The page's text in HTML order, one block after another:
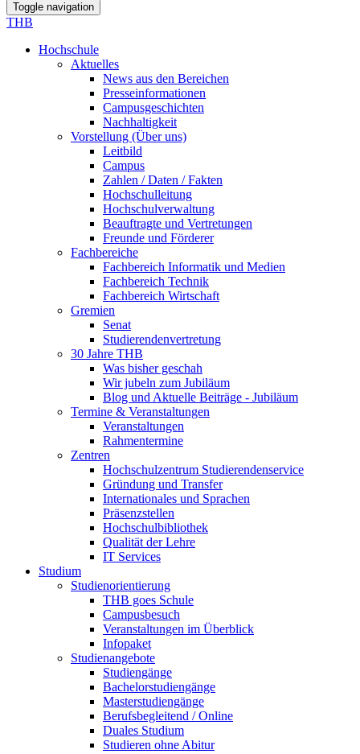
Toggle navigation
THB
Hochschule
Aktuelles
News aus den Bereichen
Presseinformationen
Campusgeschichten
Nachhaltigkeit
Vorstellung (Über uns)
Leitbild
Campus
Zahlen / Daten / Fakten
Hochschulleitung
Hochschulverwaltung
Beauftragte und Vertretungen
Freunde und Förderer
Fachbereiche
Fachbereich Informatik und Medien
Fachbereich Technik
Fachbereich Wirtschaft
Gremien
Senat
Studierendenvertretung
30 Jahre THB
Was bisher geschah
Wir jubeln zum Jubiläum
Blog und Aktuelle Beiträge - Jubiläum
Termine & Veranstaltungen
Veranstaltungen
Rahmentermine
Zentren
Hochschulzentrum Studierendenservice
Gründung und Transfer
Internationales und Sprachen
Präsenzstellen
Hochschulbibliothek
Qualität der Lehre
IT Services
Studium
Studienorientierung
THB goes Schule
Campusbesuch
Veranstaltungen im Überblick
Infopaket
Studienangebote
Studiengänge
Bachelorstudiengänge
Masterstudiengänge
Berufsbegleitend / Online
Duales Studium
Studieren ohne Abitur